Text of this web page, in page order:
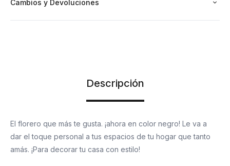
Cambios y Devoluciones
Descripción
El florero que más te gusta. ¡ahora en color negro! Le va a
dar el toque personal a tus espacios de tu hogar que tanto
amás. ¡Para decorar tu casa con estilo!